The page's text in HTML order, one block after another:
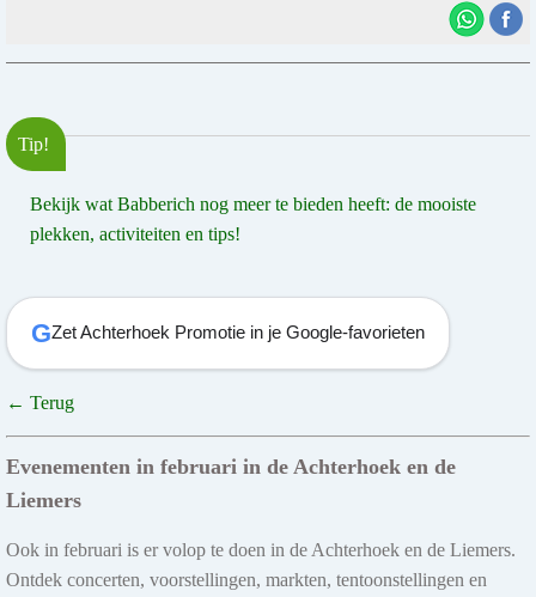
Tip!
Bekijk wat Babberich nog meer te bieden heeft: de mooiste
plekken, activiteiten en tips!
GZet Achterhoek Promotie in je Google-favorieten
← Terug
Evenementen in februari in de Achterhoek en de
Liemers
Ook in februari is er volop te doen in de Achterhoek en de Liemers.
Ontdek concerten, voorstellingen, markten, tentoonstellingen en